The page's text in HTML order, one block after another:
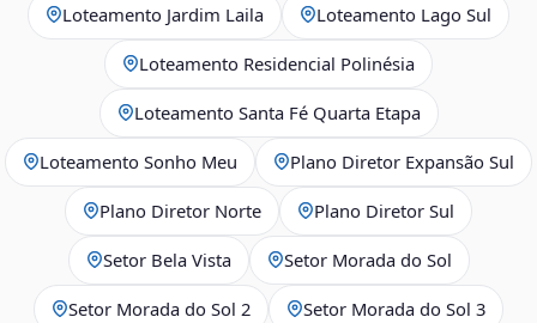
Loteamento Jardim Laila Loteamento Lago Sul
Loteamento Residencial Polinésia
Loteamento Santa Fé Quarta Etapa
Loteamento Sonho Meu Plano Diretor Expansão Sul
Plano Diretor Norte Plano Diretor Sul
Setor Bela Vista Setor Morada do Sol
Setor Morada do Sol 2 Setor Morada do Sol 3